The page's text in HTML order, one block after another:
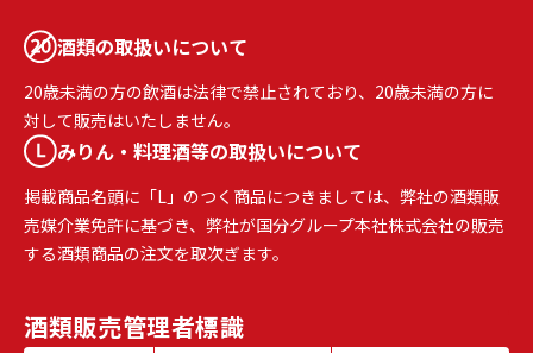
酒類の取扱いについて
20歳未満の方の飲酒は法律で禁止されており、20歳未満の方に
対して販売はいたしません。
みりん・料理酒等の取扱いについて
掲載商品名頭に「L」のつく商品につきましては、弊社の酒類販
売媒介業免許に基づき、弊社が国分グループ本社株式会社の販売
する酒類商品の注文を取次ぎます。
酒類販売管理者標識